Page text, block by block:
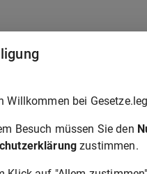
in der ursprünglichen
ergibt sich aus den
Willkommen bei
Besuch müssen Sie den
zustimmen.